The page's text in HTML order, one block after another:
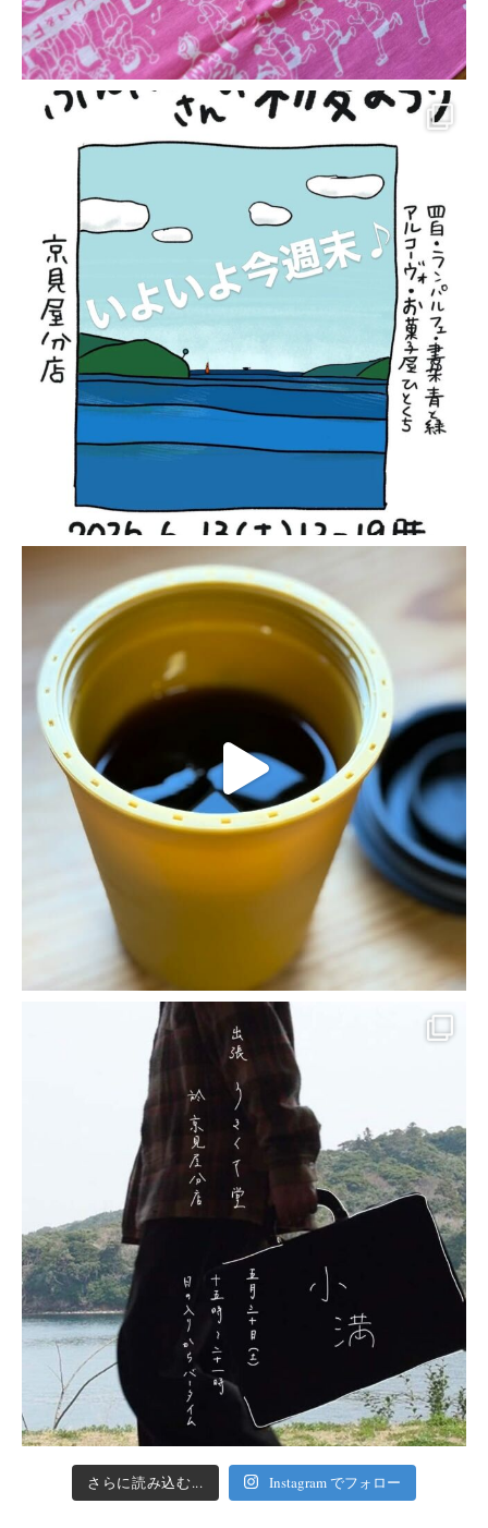
さらに読み込む... Instagram でフォロー